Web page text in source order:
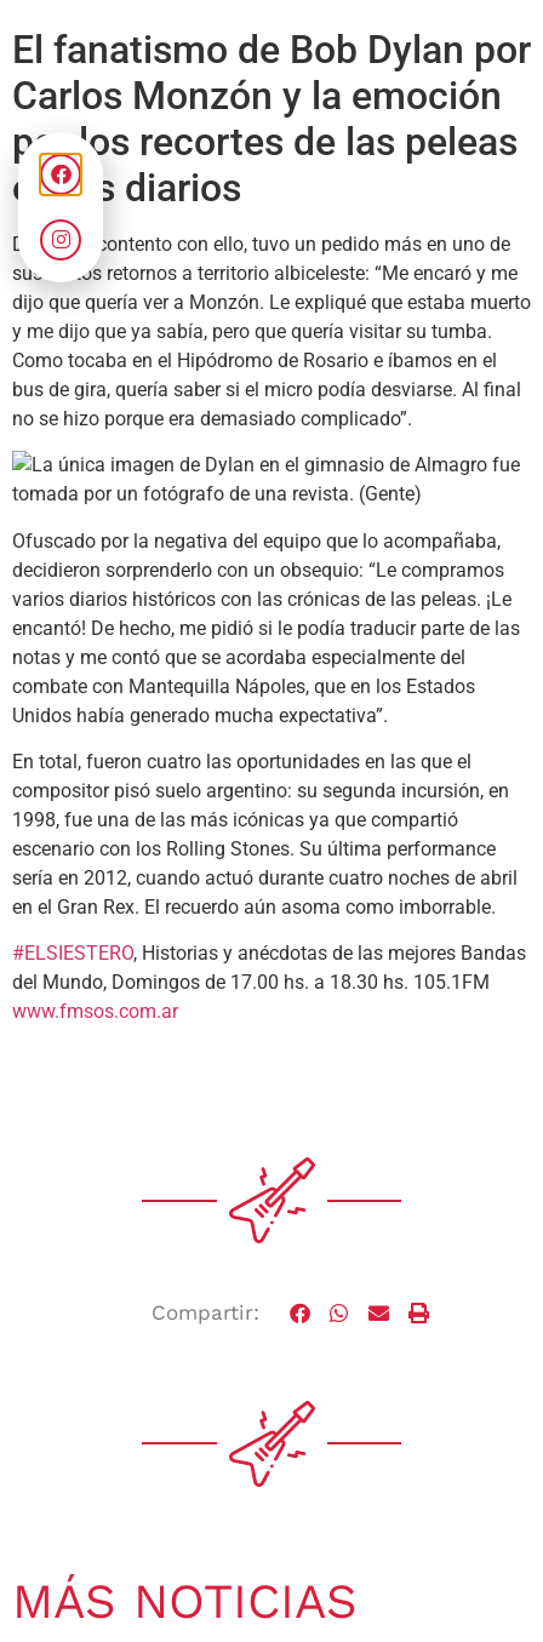
El fanatismo de Bob Dylan por
Carlos Monzón y la emoción
por los recortes de las peleas
en los diarios
Dylan, no contento con ello, tuvo un pedido más en uno de
sus tantos retornos a territorio albiceleste: “Me encaró y me
dijo que quería ver a Monzón. Le expliqué que estaba muerto
y me dijo que ya sabía, pero que quería visitar su tumba.
Como tocaba en el Hipódromo de Rosario e íbamos en el
bus de gira, quería saber si el micro podía desviarse. Al final
no se hizo porque era demasiado complicado”.
Ofuscado por la negativa del equipo que lo acompañaba,
decidieron sorprenderlo con un obsequio: “Le compramos
varios diarios históricos con las crónicas de las peleas. ¡Le
encantó! De hecho, me pidió si le podía traducir parte de las
notas y me contó que se acordaba especialmente del
combate con Mantequilla Nápoles, que en los Estados
Unidos había generado mucha expectativa”.
En total, fueron cuatro las oportunidades en las que el
compositor pisó suelo argentino: su segunda incursión, en
1998, fue una de las más icónicas ya que compartió
escenario con los Rolling Stones. Su última performance
sería en 2012, cuando actuó durante cuatro noches de abril
en el Gran Rex. El recuerdo aún asoma como imborrable.
#ELSIESTERO, Historias y anécdotas de las mejores Bandas
del Mundo, Domingos de 17.00 hs. a 18.30 hs. 105.1FM
www.fmsos.com.ar
Compartir:
MÁS NOTICIAS